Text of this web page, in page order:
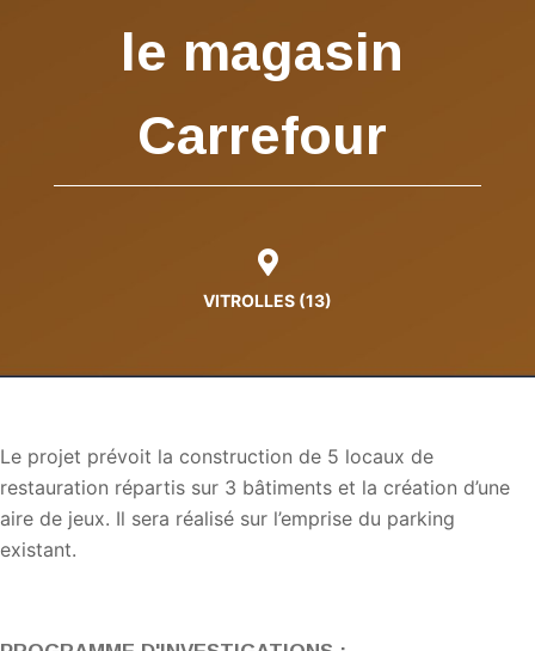
le magasin
Carrefour
VITROLLES (13)
Le projet prévoit la construction de 5 locaux de
restauration répartis sur 3 bâtiments et la création d’une
aire de jeux. Il sera réalisé sur l’emprise du parking
existant.